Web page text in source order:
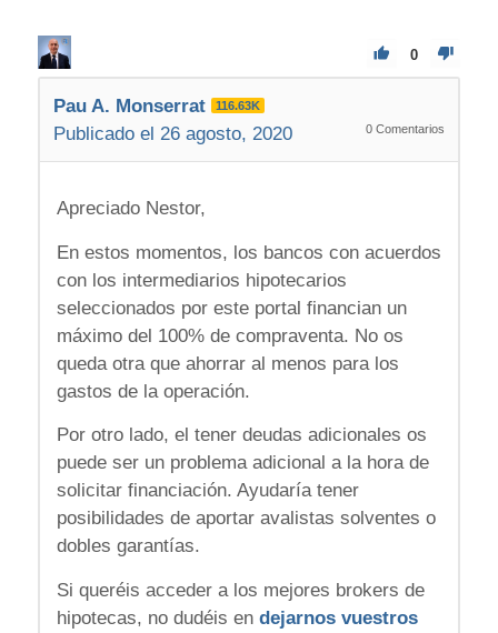
0
Pau A. Monserrat 116.63K
Publicado el 26 agosto, 2020 0 Comentarios
Apreciado Nestor,
En estos momentos, los bancos con acuerdos
con los intermediarios hipotecarios
seleccionados por este portal financian un
máximo del 100% de compraventa. No os
queda otra que ahorrar al menos para los
gastos de la operación.
Por otro lado, el tener deudas adicionales os
puede ser un problema adicional a la hora de
solicitar financiación. Ayudaría tener
posibilidades de aportar avalistas solventes o
dobles garantías.
Si queréis acceder a los mejores brokers de
hipotecas, no dudéis en dejarnos vuestros